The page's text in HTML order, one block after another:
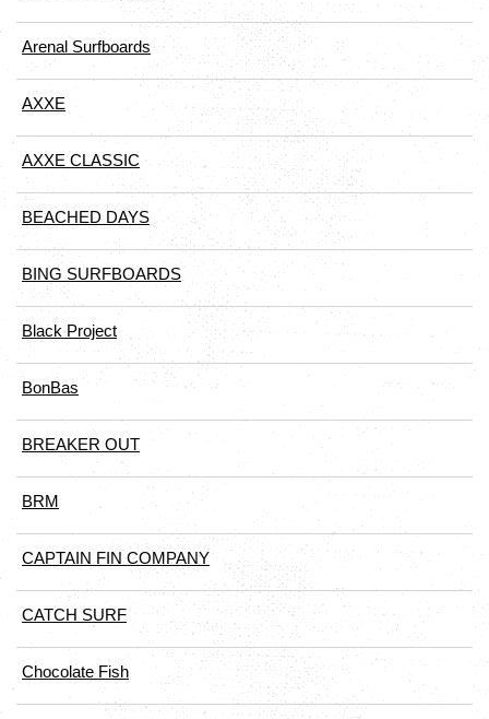
Arenal Surfboards
AXXE
AXXE CLASSIC
BEACHED DAYS
BING SURFBOARDS
Black Project
BonBas
BREAKER OUT
BRM
CAPTAIN FIN COMPANY
CATCH SURF
Chocolate Fish